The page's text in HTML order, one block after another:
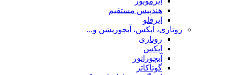
هندپیس مستقیم
ایرفلو
روتاری، اپکس، آبچوریشن و...
روتاری
اپکس
آبچوراتور
گوتاکاتر